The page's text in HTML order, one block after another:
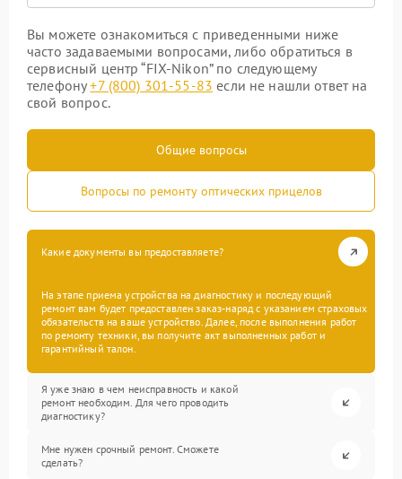
Вы можете ознакомиться с приведенными ниже
часто задаваемыми вопросами, либо обратиться в
сервисный центр “FIX-Nikon” по следующему
телефону+7 (800) 301-55-83 если не нашли ответ на
свой вопрос.
Общие вопросы
Вопросы по ремонту оптических прицелов
Какие документы вы предоставляете?
На этапе приема устройства на диагностику и последующий
ремонт вам будет предоставлен заказ-наряд с указанием страховых
обязательств на ваше устройство. Далее, после выполнения работ
по ремонту техники, вы получите акт выполненных работ и
гарантийный талон.
Я уже знаю в чем неисправность и какой
ремонт необходим. Для чего проводить
диагностику?
Мне нужен срочный ремонт. Сможете
сделать?